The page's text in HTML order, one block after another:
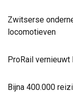
Zwitserse
locomotieven
ProRail
Bijna 400.000